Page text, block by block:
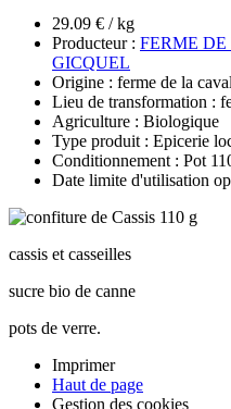
29.09 € / kg
Producteur : FERME DE
GICQUEL
Origine : ferme de la
Lieu de transformation :
Agriculture : Biologique
Type produit : Epicerie
Conditionnement : Pot
Date limite d'utilisation
cassis et casseilles
sucre bio de canne
pots de verre.
Imprimer
Haut de page
Gestion des cookies